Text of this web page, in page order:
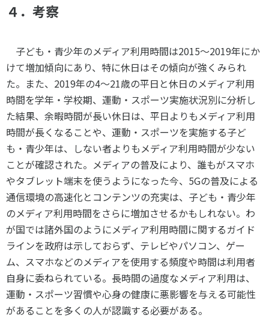
４．考察
子ども・青少年のメディア利用時間は2015～2019年にか
けて増加傾向にあり、特に休日はその傾向が強くみられ
た。また、 2019年の4～21歳の平日と休日のメディア利用
時間を学年・学校期、運動・スポーツ実施状況別に分析し
た結果、余暇時間が長い休日は、平日よりもメディア利用
時間が長くなることや、運動・スポーツを実施する子ど
も・青少年は、しない者よりもメディア利用時間が少ない
ことが確認された。メディアの普及により、誰もがスマホ
やタブレット端末を使うようになった今、 5Gの普及による
通信環境の高速化とコンテンツの充実は、子ども・青少年
のメディア利用時間をさらに増加させるかもしれない。わ
が国では諸外国のようにメディア利用時間に関するガイド
ラインを政府は示しておらず、テレビやパソコン、ゲー
ム、スマホなどのメディアを使用する頻度や時間は利用者
自身に委ねられている。長時間の過度なメディア利用は、
運動・スポーツ習慣や心身の健康に悪影響を与える可能性
があることを多くの人が認識する必要がある。